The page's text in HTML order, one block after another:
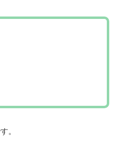
。